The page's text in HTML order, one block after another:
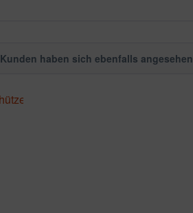
Kunden haben sich ebenfalls angesehen